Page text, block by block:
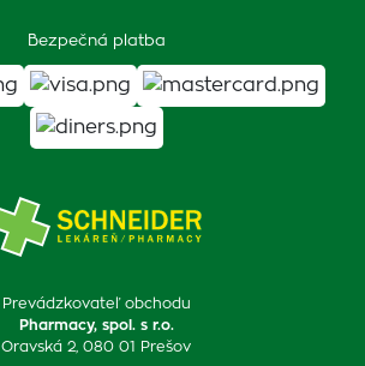
Prevádzkovateľ obchodu
Pharmacy, spol. s r.o.
Oravská 2, 080 01 Prešov
Bezpečná platba